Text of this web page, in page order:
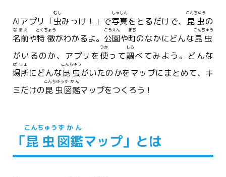
AIアプリ「虫
むし
みっけ！」で写真
しゃしん
をとるだけで、 昆虫
こんちゅう
の
名前
なまえ
や特徴
とくちょう
がわかるよ。 公園
こうえん
や町
まち
のなかにどんな昆虫
こんちゅう
がいるのか、アプリを 使
つか
って調
しら
べてみよう。どんな
場所
ばしょ
にどんな昆虫
こんちゅう
がいたのかをマップにまとめて、キ
ミだけの昆虫
こんちゅう
図鑑
ずかん
マップをつくろう！
「昆虫
こんちゅう
図鑑
ずかん
マップ」とは